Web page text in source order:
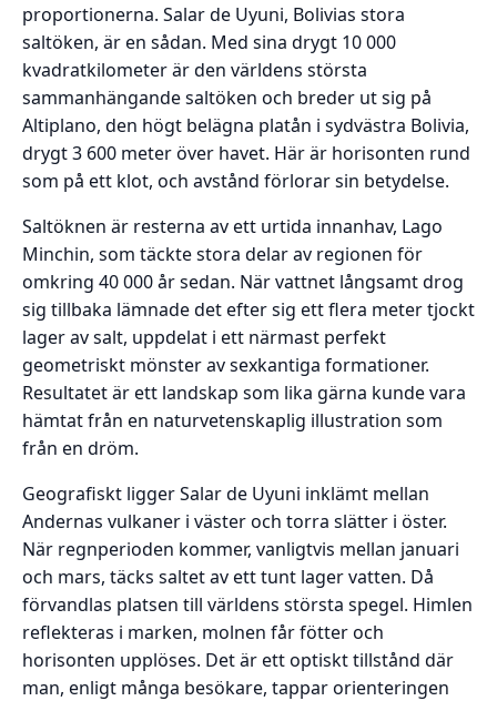
proportionerna. Salar de Uyuni, Bolivias stora
saltöken, är en sådan. Med sina drygt 10 000
kvadratkilometer är den världens största
sammanhängande saltöken och breder ut sig på
Altiplano, den högt belägna platån i sydvästra Bolivia,
drygt 3 600 meter över havet. Här är horisonten rund
som på ett klot, och avstånd förlorar sin betydelse.
Saltöknen är resterna av ett urtida innanhav, Lago
Minchin, som täckte stora delar av regionen för
omkring 40 000 år sedan. När vattnet långsamt drog
sig tillbaka lämnade det efter sig ett flera meter tjockt
lager av salt, uppdelat i ett närmast perfekt
geometriskt mönster av sexkantiga formationer.
Resultatet är ett landskap som lika gärna kunde vara
hämtat från en naturvetenskaplig illustration som
från en dröm.
Geografiskt ligger Salar de Uyuni inklämt mellan
Andernas vulkaner i väster och torra slätter i öster.
När regnperioden kommer, vanligtvis mellan januari
och mars, täcks saltet av ett tunt lager vatten. Då
förvandlas platsen till världens största spegel. Himlen
reflekteras i marken, molnen får fötter och
horisonten upplöses. Det är ett optiskt tillstånd där
man, enligt många besökare, tappar orienteringen